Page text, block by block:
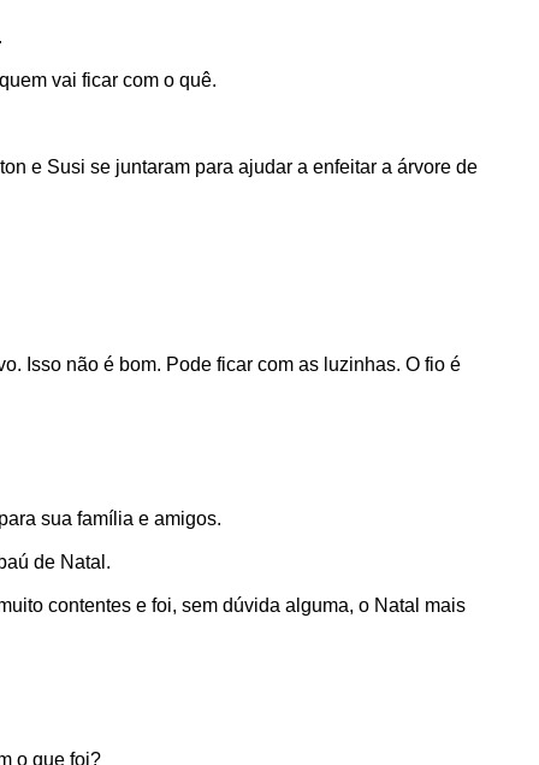
vai ficar com o quê.
e Susi se juntaram para ajudar a enfeitar a árvore de
Isso não é bom. Pode ficar com as luzinhas. O fio é
sua família e amigos.
de Natal.
contentes e foi, sem dúvida alguma, o Natal mais
o que foi?